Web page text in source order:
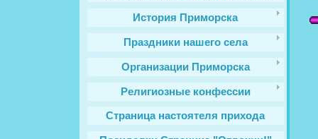
История Приморска
Праздники нашего села
Организации Приморска
Религиозные конфессии
Cтраница настоятеля прихода